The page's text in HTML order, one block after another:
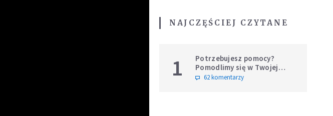
NAJCZĘŚCIEJ CZYTANE
1
Potrzebujesz pomocy?
Pomodlimy się w Twojej
intencji
62 komentarzy